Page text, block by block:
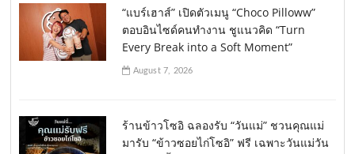
“แบร์เฮาส์” เปิดตัวเมนู “Choco Pilloww”
ตอบอินไซด์คนทำงาน ชูแนวคิด “Turn
Every Break into a Soft Moment”
August 7, 2026
ร้านข้าวโซอิ ฉลองรับ “วันแม่” ชวนคุณแม่
มารับ “ข้าวซอยไก่โซอิ” ฟรี เฉพาะวันแม่วัน